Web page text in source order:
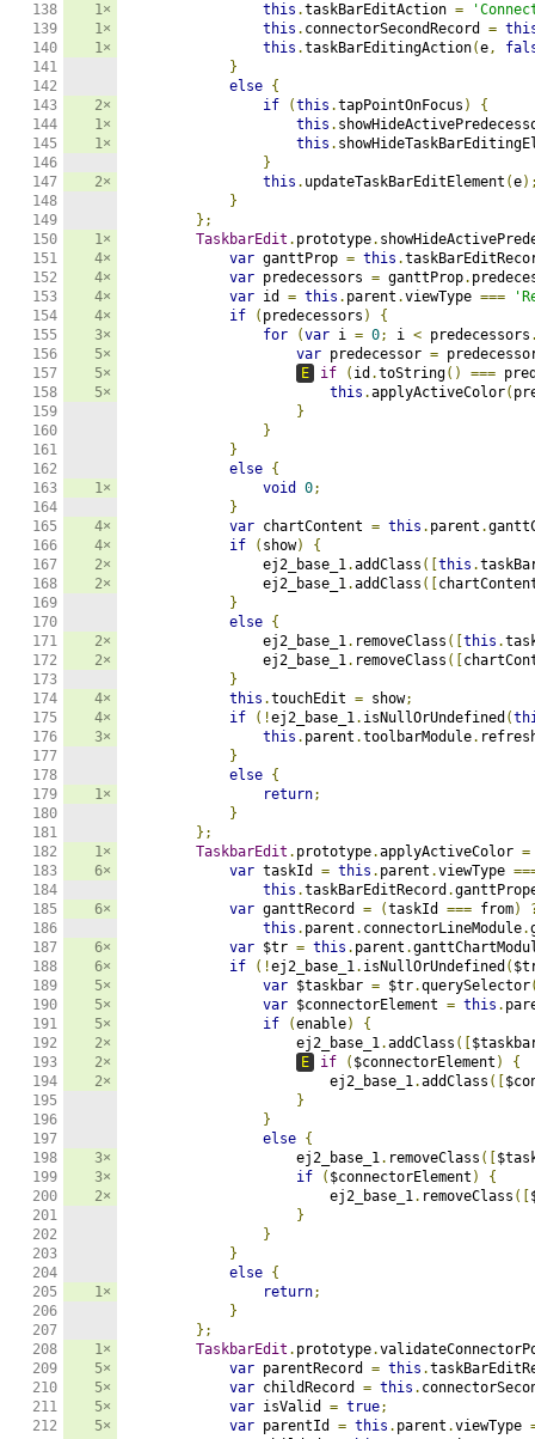
1×
1×
1×
2×
1×
1×
2×
1×
4×
4×
4×
4×
3×
5×
5×
5×
1×
4×
4×
2×
2×
2×
2×
4×
4×
3×
1×
1×
6×
6×
6×
6×
5×
5×
5×
2×
2×
2×
3×
3×
2×
1×
1×
5×
5×
5×
5×
this .taskBarEditAction =
this . connectorSecondRecord =
this .taskBarEditingAction(e,
}
else {
if
(this .tapPointOnFocus )
{
this .
this .
}
this . updateTaskBarEditElement (e
}
};
TaskbarEdit . prototype.
var ganttProp = this .
var predecessors = ganttProp.
var id = this . parent .viewType ===
if
( predecessors )
{
for
(var i = 0; i < predecessors
var predecessor =
E
if ( id .toString() ===
this .applyActiveColor(
}
}
}
else {
void
0;
}
var chartContent = this . parent .
if
( show)
{
                ej2_base_1
.addClass ([ this .
                ej2_base_1
.addClass ([
}
else {
                ej2_base_1
. removeClass ([ this .
                ej2_base_1
. removeClass ([
}
this .touchEdit = show;
if
(!ej2_base_1. isNullOrUndefined (
this . parent .toolbarModule.
}
else {
return;
}
};
TaskbarEdit . prototype.applyActiveColor =
var taskId = this . parent .viewType
this .taskBarEditRecord .
var ganttRecord = (taskId === from)
this . parent . connectorLineModule.
var $tr = this . parent .
if
(!ej2_base_1. isNullOrUndefined (
var $taskbar = $tr.querySelector
var $connectorElement = this .
if
(enable)
{
                    ej2_base_1
.addClass ([
E
if ( $connectorElement )
{
                        ej2_base_1
.addClass ([
}
}
else {
                    ej2_base_1
. removeClass ([
if
( $connectorElement )
{
                        ej2_base_1
. removeClass ([
}
}
}
else {
return;
}
};
TaskbarEdit . prototype.
var parentRecord = this .
var childRecord = this .
var isValid = true;
var parentId = this . parent .viewType